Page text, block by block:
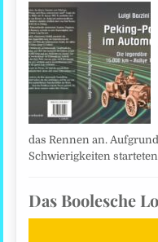
das Rennen an.
Schwierigkeiten
Das Boolesche